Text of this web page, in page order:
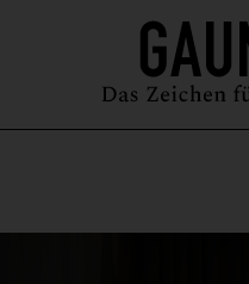
MAGAZIN GUIDE